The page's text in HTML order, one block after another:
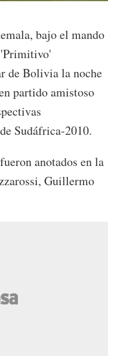
bajo el mando
'Primitivo'
de Bolivia la noche
partido amistoso
Sudáfrica-2010.
anotados en la
Guillermo